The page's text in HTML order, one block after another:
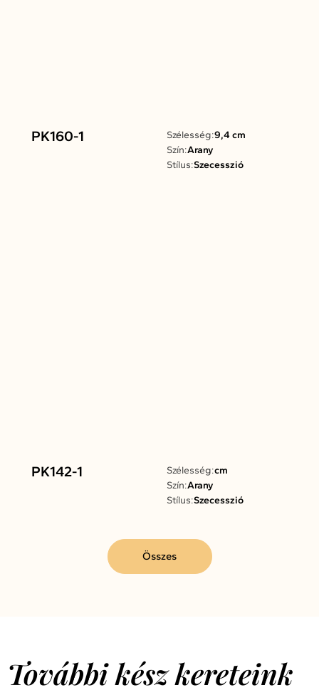
PK160-1 Szélesség:9,4 cm
Szín:Arany
Stílus:Szecesszió
PK142-1 Szélesség:cm
Szín:Arany
Stílus:Szecesszió
Összes
További kész kereteink